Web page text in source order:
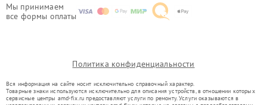
Мы принимаем
все формы оплаты
Политика конфиденциальности
Вся информация на сайте носит исключительно справочный характер.
Товарные знаки используются исключительно для описания устройств, в отношении которых
сервисные центры amd-fix.ru предоставляют услуги по ремонту. Услуги оказываются в